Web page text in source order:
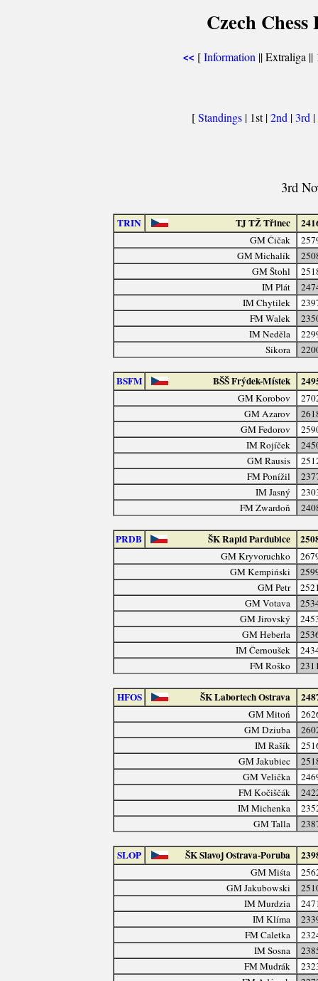
Czech
<< [Information || Extraliga ||
[Standings | 1st |2nd |3rd |
3rd
TRIN TJ TŽ Třinec
GM Čičak
GM Michalík
GM Štohl
IM Plát
IM Chytilek
FM Walek
IM Neděla
Sikora
BSFM BŠŠ Frýdek-Místek
GM Korobov
GM Azarov
GM Fedorov
IM Rojíček
GM Rausis
FM Ponížil
IM Jasný
FM Zwardoň
PRDB ŠK Rapid Pardubice
GM Kryvoruchko
GM Kempiński
GM Petr
GM Votava
GM Jirovský
GM Heberla
IM Černoušek
FM Roško
HFOS ŠK Labortech Ostrava
GM Mitoń
GM Dziuba
IM Rašík
GM Jakubiec
GM Velička
FM Kočiščák
IM Michenka
GM Talla
SLOP ŠK Slavoj Ostrava-Poruba
GM Miśta
GM Jakubowski
IM Murdzia
IM Klíma
FM Caletka
IM Sosna
FM Mudrák